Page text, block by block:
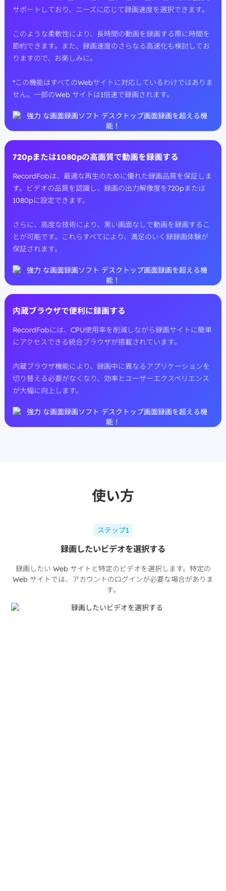
サポートしており、ニーズに応じて録画速度を選択できます。
このような柔軟性により、長時間の動画を録画する際に時間を
節約できます。また、録画速度のさらなる高速化も検討してお
りますので、お楽しみに。
*この機能はすべてのWebサイトに対応しているわけではありま
せん。一部のWeb サイトは1倍速で録画されます。
720pまたは1080pの高画質で動画を録画する
RecordFabは、最適な再生のために優れた録画品質を保証しま
す。ビデオの品質を認識し、録画の出力解像度を720pまたは
1080pに設定できます。
さらに、高度な技術により、黒い画面なしで動画を録画するこ
とが可能です。これらすべてにより、満足のいく録録画体験が
保証されます。
内蔵ブラウザで便利に録画する
RecordFabには、CPU使用率を削減しながら録画サイトに簡単
にアクセスできる統合ブラウザが搭載されています。
内蔵ブラウザ機能により、録画中に異なるアプリケーションを
切り替える必要がなくなり、効率とユーザーエクスペリエンス
が大幅に向上します。
使い方
ステップ1
録画したいビデオを選択する
録画したい Web サイトと特定のビデオを選択します。特定の
Web サイトでは、アカウントのログインが必要な場合がありま
す。